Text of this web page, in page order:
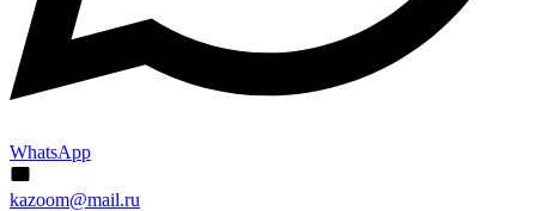
WhatsApp
kazoom@mail.ru